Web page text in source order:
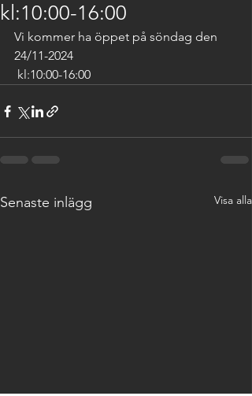
kl:10:00-16:00
Vi kommer ha öppet på söndag den
24/11-2024
kl:10:00-16:00
Senaste inlägg Visa alla